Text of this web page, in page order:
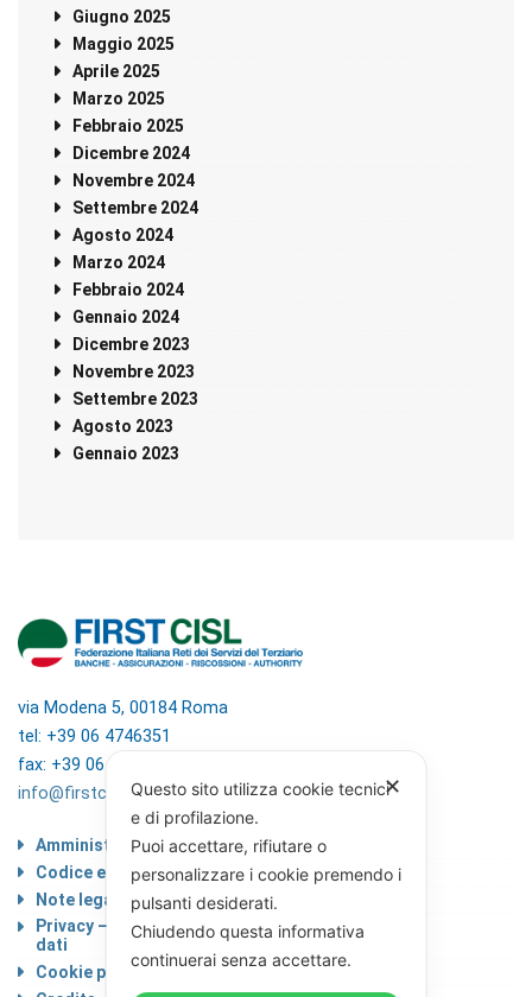
Giugno 2025
Maggio 2025
Aprile 2025
Marzo 2025
Febbraio 2025
Dicembre 2024
Novembre 2024
Settembre 2024
Agosto 2024
Marzo 2024
Febbraio 2024
Gennaio 2024
Dicembre 2023
Novembre 2023
Settembre 2023
Agosto 2023
Gennaio 2023
via Modena 5, 00184 Roma
tel: +39 06 4746351
fax: +39 06 4746136
info@firstcisl.it
Amministrazione trasparente
Codice etico
Note legali
Privacy – Informativa sul trattamento dei
dati
Cookie policy
✕
Questo sito utilizza cookie tecnici
e di profilazione.
Puoi accettare, rifiutare o
personalizzare i cookie premendo i
pulsanti desiderati.
Chiudendo questa informativa
continuerai senza accettare.